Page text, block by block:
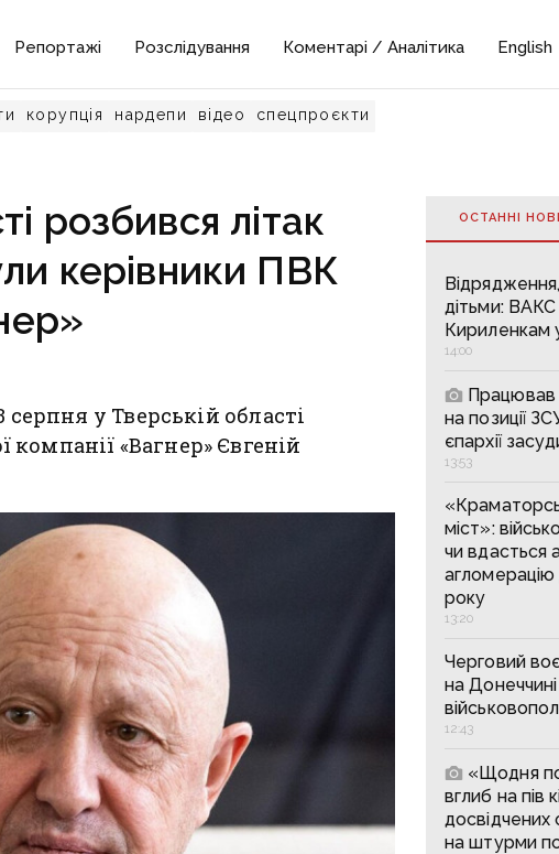
Репортажі Розслідування Коментарі / Аналітика English
корупція нардепи відео спецпроєкти
розбився літак
керівники ПВК
серпня у Тверській області
«Вагнер» Євгеній
ОСТАННІ
Відрядження,
дітьми: ВАКС
Кириленкам
14:00
Працював
на позиції
єпархії
13:53
міст»:
чи вдасться
агломерацію
року
13:20
Черговий
на Донеччині
12:43
«Щодня
вглиб на пів
досвідчених
на штурми